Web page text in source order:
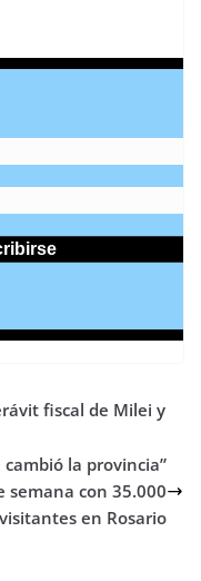
fiscal de Milei y
la provincia”
semana con 35.000
visitantes en Rosario